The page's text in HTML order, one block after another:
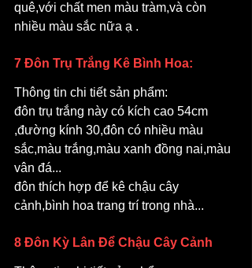
quê,với chất men màu tràm,và còn
nhiều màu sắc nữa ạ .
7 Đôn Trụ Trắng Kê Bình Hoa:
Thông tin chi tiết sản phẩm:
đôn trụ trắng này có kích cao 54cm
,đường kính 30,đôn có nhiều màu
sắc,màu trắng,màu xanh đồng nai,màu
vân đá...
đôn thích hợp để kê chậu cây
cảnh,bình hoa trang trí trong nhà...
8 Đôn Kỳ Lân Để Chậu Cây Cảnh